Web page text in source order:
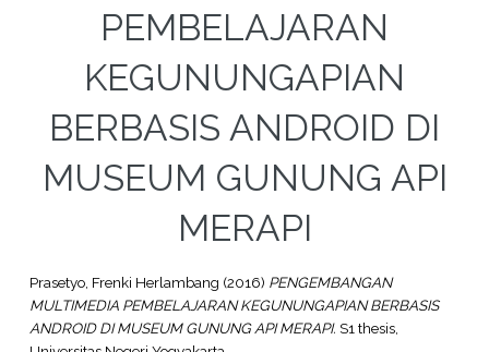
PEMBELAJARAN
KEGUNUNGAPIAN
BERBASIS ANDROID DI
MUSEUM GUNUNG API
MERAPI
Prasetyo, Frenki Herlambang (2016) PENGEMBANGAN
MULTIMEDIA PEMBELAJARAN KEGUNUNGAPIAN BERBASIS
ANDROID DI MUSEUM GUNUNG API MERAPI. S1 thesis,